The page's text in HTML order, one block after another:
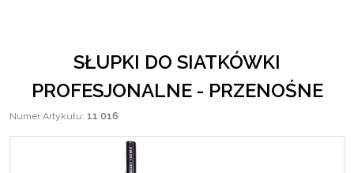
SŁUPKI DO SIATKÓWKI
PROFESJONALNE - PRZENOŚNE
Numer Artykułu: 11 016